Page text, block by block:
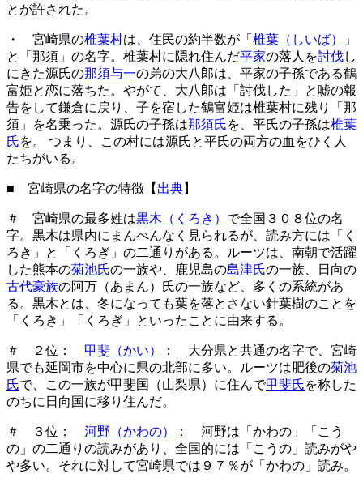
とが許された。
・ 宮崎県の椎葉村は、住民の約半数が「 椎葉（しいば）
」
と「那須」の名字。椎葉村に隠れ住んだ平家の落人を討伐し
にきた源氏の那須与一の弟の大八郎は、平家の子孫である鶴
富姫と恋に落ちた。やがて、大八郎は「討伐した」と嘘の報
告をして鎌倉に戻り、子を宿した鶴富姫は椎葉村に残り「那
須」を名乗った。源氏の子孫は那須氏を、平氏の子孫は椎葉
氏を。 つまり、この村には源氏と平氏の両方の血をひく人
たちがいる。
■ 宮崎県の名字の特徴【 出典】
＃ 宮崎県の最多姓は黒木（くろき） で全国３０８位の名
字。黒木は県内にまんべんなく見られるが、読み方には「く
ろき」と「くろぎ」の二通りがある。ルーツは、南朝で活躍
した熊本の菊池氏の一族や、鹿児島の島津氏の一族、日向の
古代豪族の阿万（あまん）氏の一族など、多くの系統があ
る。黒木とは、冬になっても葉を落とさない針葉樹のことを
「くろき」「くろぎ」といったことに由来する。
＃ ２位： 甲斐（かい）
： 大分県と共通の名字で、宮崎
県でも延岡市を中心に県の北部に多い。ルーツは肥後の菊池
氏で、この一族が甲斐国（山梨県）に住んで甲斐氏を称した
のちに日向国に移り住んだ。
＃ ３位： 河野（かわの）
： 河野は「かわの」「こう
の」の二通りの読みがあり、全国的には「こうの」読みがや
や多い。それに対して宮崎県では９７％が「かわの」読み。